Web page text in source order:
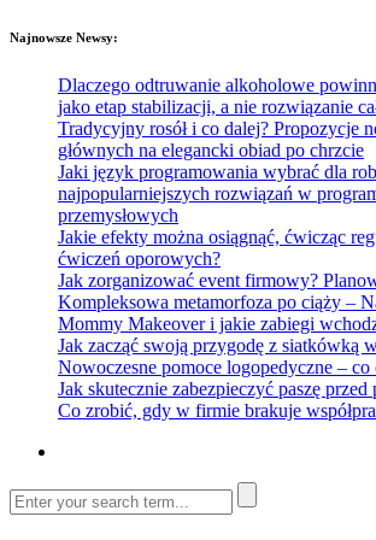
Najnowsze Newsy:
Dlaczego odtruwanie alkoholowe
jako etap stabilizacji, a nie rozwiązanie
Tradycyjny rosół i co dalej? Propozycje
głównych na elegancki obiad po chrzcie
Jaki język programowania wybrać dla
najpopularniejszych rozwiązań w
przemysłowych
Jakie efekty można osiągnąć, ćwicząc
ćwiczeń oporowych?
Jak zorganizować event firmowy?
Kompleksowa metamorfoza po ciąży –
Mommy Makeover i jakie zabiegi
Jak zacząć swoją przygodę z siatkówką
Nowoczesne pomoce logopedyczne –
Jak skutecznie zabezpieczyć paszę
Co zrobić, gdy w firmie brakuje